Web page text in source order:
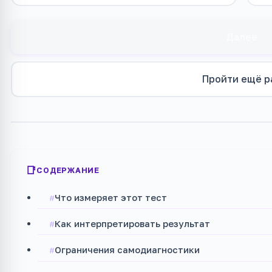
Пройти ещё
СОДЕРЖАНИЕ
Что измеряет этот тест
Как интерпретировать результат
Ограничения самодиагностики